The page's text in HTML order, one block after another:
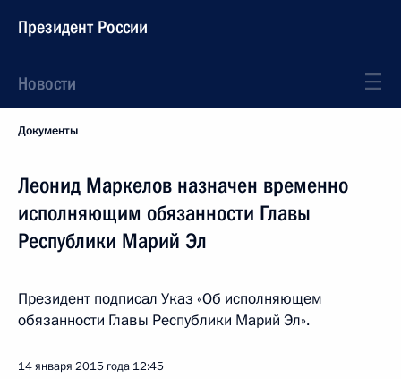
Президент России
Новости
Документы
Леонид Маркелов назначен временно
исполняющим обязанности Главы
Республики Марий Эл
Президент подписал Указ «Об исполняющем
обязанности Главы Республики Марий Эл».
14 января 2015 года 12:45